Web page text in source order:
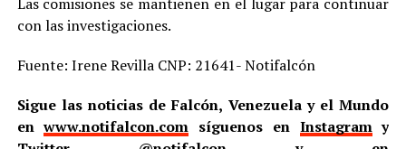
con las investigaciones.
Fuente: Irene Revilla CNP: 21641- Notifalcón
Sigue las noticias de Falcón, Venezuela y el Mundo
enwww.notifalcon.com síguenos en Instagramy